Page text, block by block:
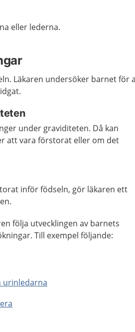
eller lederna.
Läkaren undersöker barnet för
under graviditeten. Då kan
att vara förstorat eller om det
inför födseln, gör läkaren ett
följa utvecklingen av barnets
Till exempel följande:
urinledarna